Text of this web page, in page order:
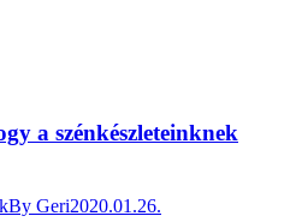
a szénkészleteinknek
By Geri2020.01.26.